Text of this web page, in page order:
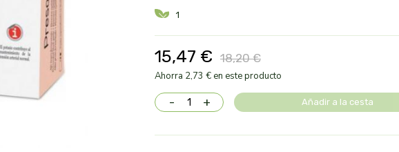
1
15,47 € 18,20 €
Ahorra 2,73 € en este producto
- + Añadir a la cesta